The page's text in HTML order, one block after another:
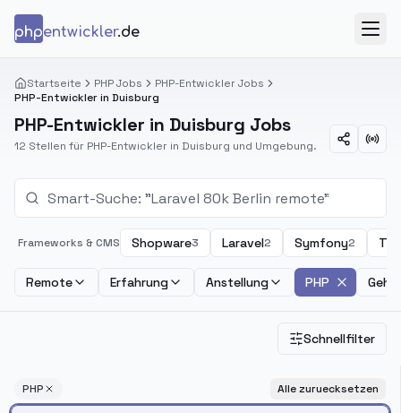
phpentwickler.de
Startseite PHP Jobs
PHP-Entwickler Jobs
PHP-Entwickler in Duisburg
PHP-Entwickler in Duisburg Jobs
12 Stellen für PHP-Entwickler in Duisburg und Umgebung.
Frameworks & CMS Shopware3 Laravel2 Symfony2
Remote Erfahrung Anstellung PHP
Schnellfilter
PHP Alle zuruecksetzen